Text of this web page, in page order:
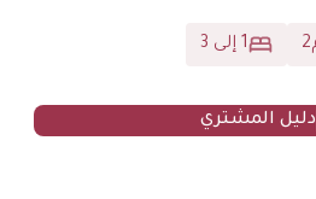
1 إلى 3
دليل المشتري